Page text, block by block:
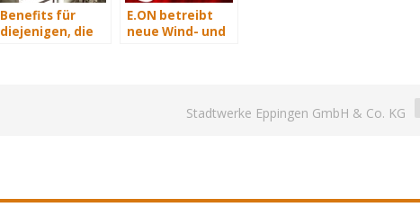
Benefits für
diejenigen, die
E.ON betreibt
neue Wind- und
Stadtwerke Eppingen GmbH & Co. KG